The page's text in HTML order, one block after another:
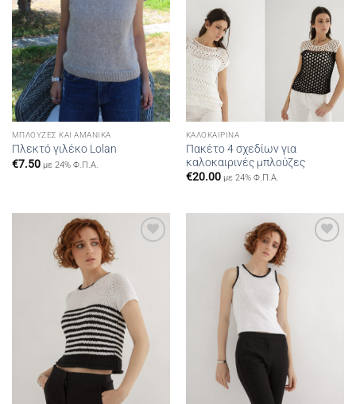
ΜΠΛΟΎΖΕΣ ΚΑΙ ΑΜΆΝΙΚΑ
Πλεκτό γιλέκο Lolan
€7.50 με 24% Φ.Π.Α.
ΚΑΛΟΚΑΙΡΙΝΆ
Πακέτο 4 σχεδίων για
καλοκαιρινές μπλούζες
€20.00 με 24% Φ.Π.Α.